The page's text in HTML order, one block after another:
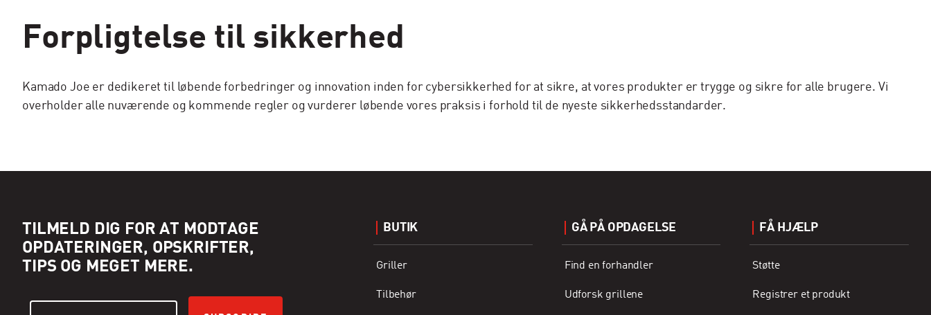
Forpligtelse til sikkerhed
Kamado Joe er dedikeret til løbende forbedringer og innovation inden for cybersikkerhed for at sikre, at vores produkter er trygge og sikre for alle brugere. Vi
overholder alle nuværende og kommende regler og vurderer løbende vores praksis i forhold til de nyeste sikkerhedsstandarder.
TILMELD DIG FOR AT MODTAGE
OPDATERINGER, OPSKRIFTER,
TIPS OG MEGET MERE.
BUTIK
Griller
Tilbehør
GÅ PÅ OPDAGELSE
Find en forhandler
Udforsk grillene
FÅ HJÆLP
Støtte
Registrer et produkt